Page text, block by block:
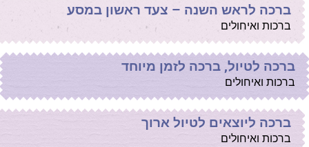
ברכה לראש השנה – צעד ראשון במסע
ברכות ואיחולים
ברכה לטיול, ברכה לזמן מיוחד
ברכות ואיחולים
ברכה ליוצאים לטיול ארוך
ברכות ואיחולים